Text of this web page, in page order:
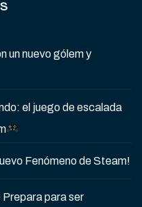
un nuevo gólem y
el juego de escalada
Fenómeno de Steam!
para ser